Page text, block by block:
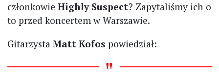
członkowie Highly Suspect? Zapytaliśmy ich o
to przed koncertem w Warszawie.
Gitarzysta Matt Kofos powiedział: